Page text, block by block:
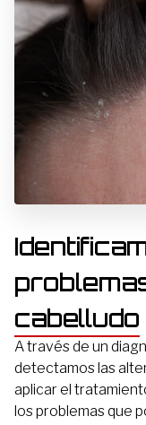
cabelludo
A través de un
detectamos las
aplicar el
los problemas que